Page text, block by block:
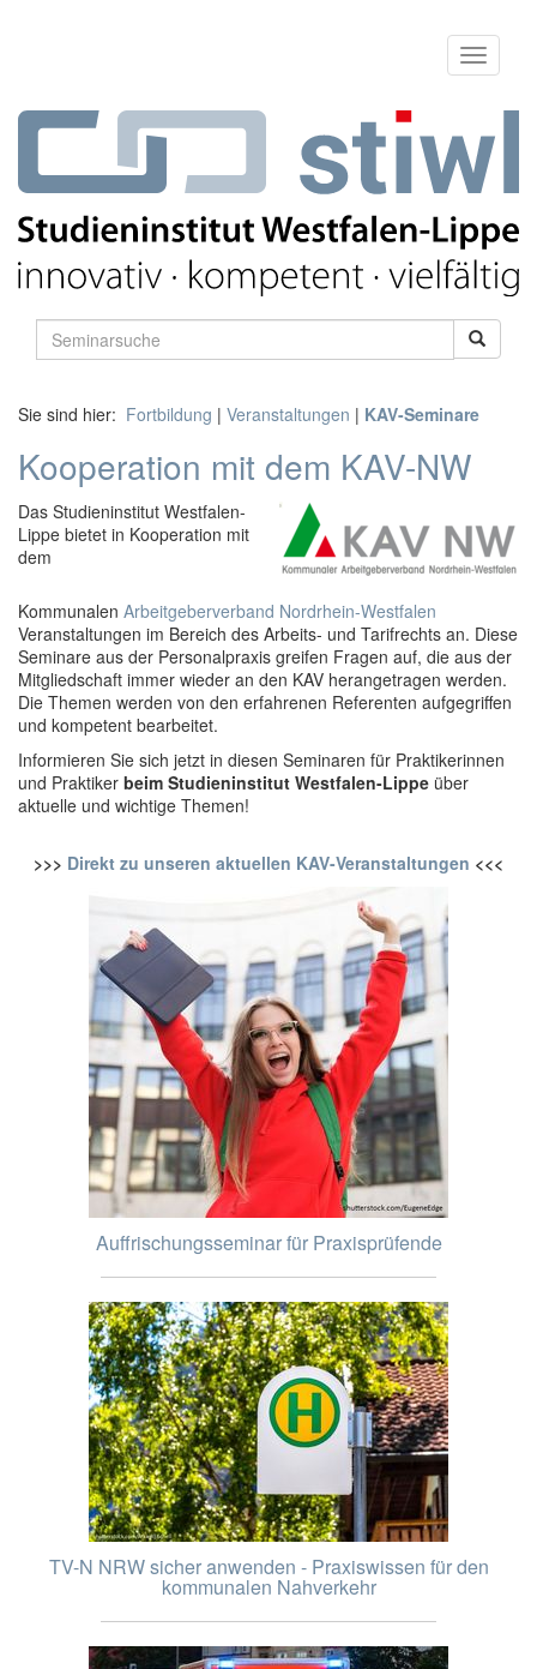
Sie sind hier: Fortbildung | Veranstaltungen | KAV-Seminare
Kooperation mit dem KAV-NW
Das Studieninstitut Westfalen-
Lippe bietet in Kooperation mit
dem
Kommunalen Arbeitgeberverband Nordrhein-Westfalen
Veranstaltungen im Bereich des Arbeits- und Tarifrechts an. Diese
Seminare aus der Personalpraxis greifen Fragen auf, die aus der
Mitgliedschaft immer wieder an den KAV herangetragen werden.
Die Themen werden von den erfahrenen Referenten aufgegriffen
und kompetent bearbeitet.
Informieren Sie sich jetzt in diesen Seminaren für Praktikerinnen
und Praktiker beim Studieninstitut Westfalen-Lippe über
aktuelle und wichtige Themen!
>>> Direkt zu unseren aktuellen KAV-Veranstaltungen <<<
Auffrischungsseminar für Praxisprüfende
TV-N NRW sicher anwenden - Praxiswissen für den
kommunalen Nahverkehr